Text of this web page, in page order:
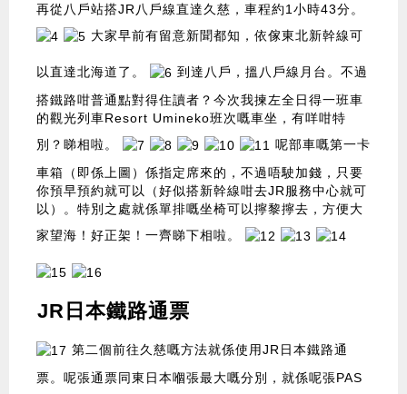
再從八戶站搭JR八戶線直達久慈，車程約1小時43分。
大家早前有留意新聞都知，依傢東北新幹線可
以直達北海道了。
到達八戶，搵八戶線月台。不過
搭鐵路咁普通點對得住讀者？今次我揀左全日得一班車
的觀光列車Resort Umineko班次嘅車坐，有咩咁特
別？睇相啦。
呢部車嘅第一卡
車箱（即係上圖）係指定席來的，不過唔駛加錢，只要
你預早預約就可以（好似搭新幹線咁去JR服務中心就可
以）。特別之處就係單排嘅坐椅可以擰黎擰去，方便大
家望海！好正架！一齊睇下相啦。
JR日本鐵路通票
第二個前往久慈嘅方法就係使用JR日本鐵路通
票。呢張通票同東日本嗰張最大嘅分別，就係呢張PAS